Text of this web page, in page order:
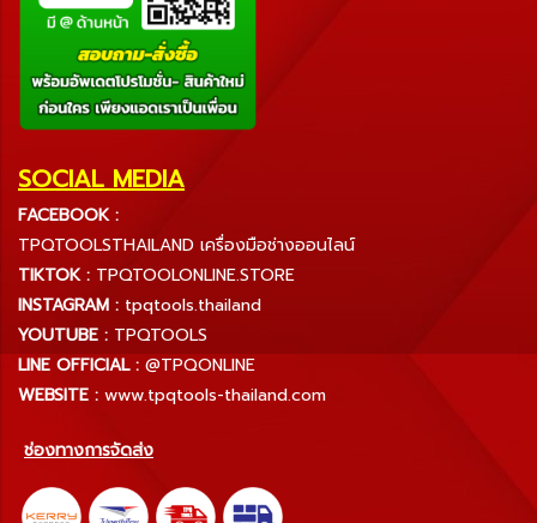
SOCIAL MEDIA
FACEBOOK :
TPQTOOLSTHAILAND เครื่องมือช่างออนไลน์
TIKTOK : TPQTOOLONLINE.STORE
INSTAGRAM : tpqtools.thailand
YOUTUBE : TPQTOOLS
LINE OFFICIAL : @TPQONLINE
WEBSITE : www.tpqtools-thailand.com
ช่องทางการจัดส่ง